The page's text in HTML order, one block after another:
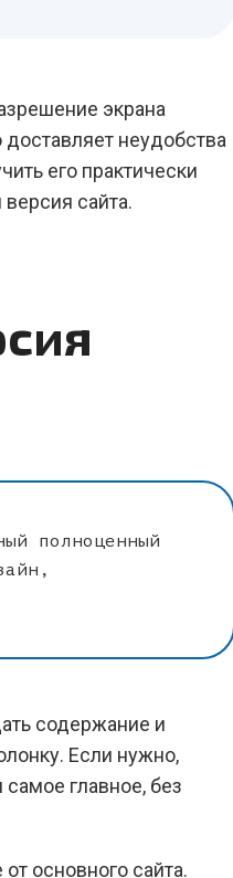
экрана
неудобства
его практически
сайта.
полноценный
содержание и
Если нужно,
самое главное, без
основного сайта.